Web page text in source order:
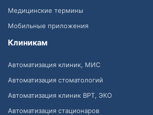
Медицинские термины
Мобильные приложения
Клиникам
Автоматизация клиник, МИС
Автоматизация стоматологий
Автоматизация клиник ВРТ, ЭКО
Автоматизация стационаров